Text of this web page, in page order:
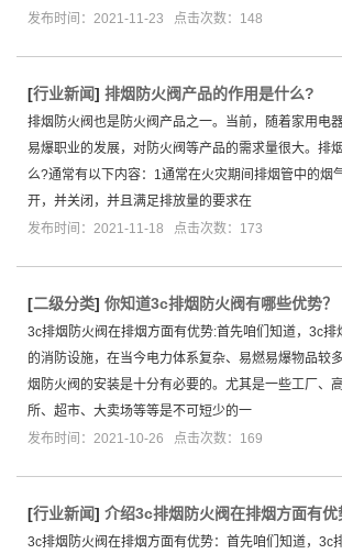
发布时间：2021-11-23 点击次数：148
[行业新闻] 排烟防火阀产品的作用是什么?
排烟防火阀也是防火阀产品之一。当前，随着家用电
易爆职业的发展，对防火阀等产品的需求量很大。排
么?通常有以下内容：1通常在火灾期间排烟管中的烟
开，并关闭，并且满足排放量的要求在
发布时间：2021-11-18 点击次数：173
[二级分类] 你知道3c排烟防火阀有哪些优势？
3c排烟防火阀在排烟方面有优势:首先咱们知道，3c排
的消防设施，在当今电力体系复杂、易燃易爆物品较
烟防火阀的安装是十分有必要的。尤其是一些工厂、
所、超市、大卖场等等是不可短少的一
发布时间：2021-10-26 点击次数：169
[行业新闻] 介绍3c排烟防火阀在排烟方面有优
3c排烟防火阀在排烟方面有优势：首先咱们知道，3c